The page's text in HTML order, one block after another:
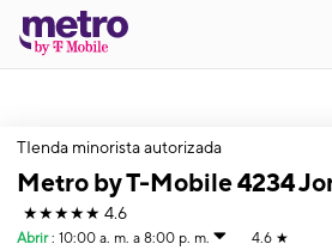
TIenda minorista autorizada
Metro by T-Mobile 4234
★★★★★ 4.6
Abrir : 10:00 a. m. a 8:00 p. m. 4.6 ★